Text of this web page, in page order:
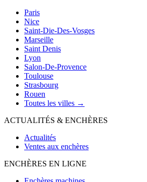
Paris
Nice
Saint-Die-Des-Vosges
Marseille
Saint Denis
Lyon
Salon-De-Provence
Toulouse
Strasbourg
Rouen
Toutes les villes →
ACTUALITÉS & ENCHÈRES
Actualités
Ventes aux enchères
ENCHÈRES EN LIGNE